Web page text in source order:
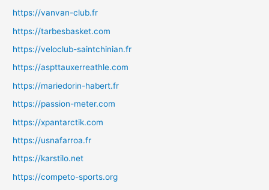
https://vanvan-club.fr
https://tarbesbasket.com
https://veloclub-saintchinian.fr
https://aspttauxerreathle.com
https://mariedorin-habert.fr
https://passion-meter.com
https://xpantarctik.com
https://usnafarroa.fr
https://karstilo.net
https://competo-sports.org